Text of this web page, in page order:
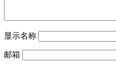
显示名称
邮箱